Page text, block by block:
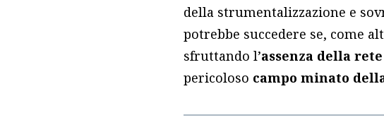
della strumentalizzazione e
potrebbe succedere se, come
sfruttando l’assenza della
pericoloso campo minato